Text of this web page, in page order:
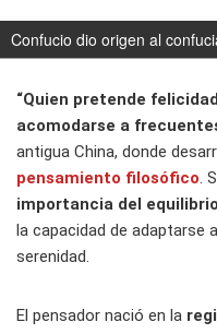
Confucio dio origen al
“Quien pretende
acomodarse a
antigua China, donde
pensamiento filosófico.
importancia del
la capacidad de adaptarse
serenidad.
El pensador nació en la